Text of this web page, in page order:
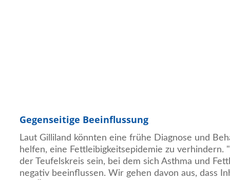
Gegenseitige Beeinflussung
Laut Gilliland könnten eine frühe Diagnose und
helfen, eine Fettleibigkeitsepidemie zu verhindern.
der Teufelskreis sein, bei dem sich Asthma und
negativ beeinflussen. Wir gehen davon aus, dass